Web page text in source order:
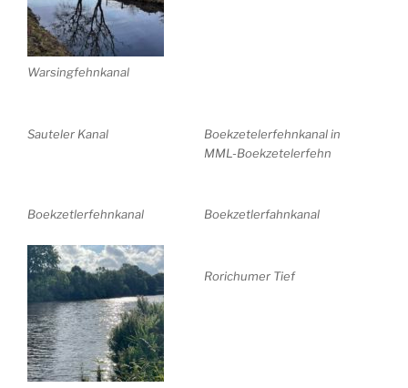
Warsingfehnkanal
Sauteler Kanal
Boekzetelerfehnkanal in
MML-Boekzetelerfehn
Boekzetlerfehnkanal Boekzetlerfahnkanal
Rorichumer Tief